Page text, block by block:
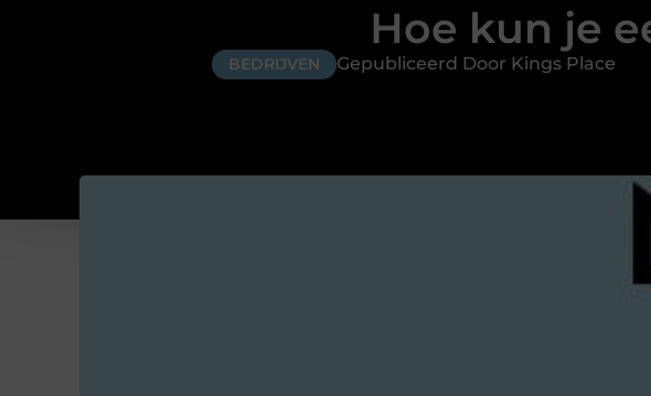
Hoe kun je
BEDRIJVEN Gepubliceerd Door Kings Place